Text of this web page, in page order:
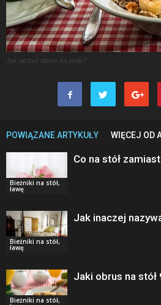
Jak ułożyć obrus na stole?
POWIĄZANE ARTYKUŁY WIĘCEJ OD
Bieżniki na stół,
ławę
Co na stół
Bieżniki na stół,
ławę
Jak inaczej
Bieżniki na stół,
Jaki obrus na stół